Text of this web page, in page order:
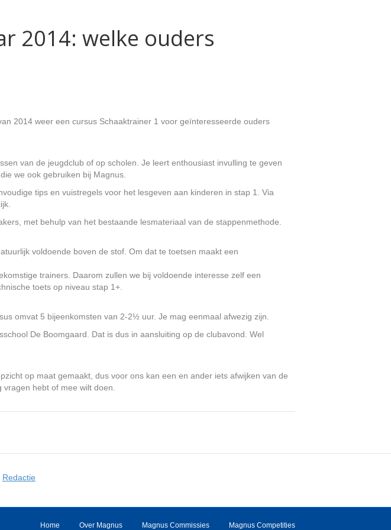
2014: welke ouders
2014 weer een cursus Schaaktrainer 1 voor geïnteresseerde ouders
van de jeugdclub of op scholen. Je leert enthousiast invulling te geven
we ook gebruiken bij Magnus.
tips en vuistregels voor het lesgeven aan kinderen in stap 1. Via
met behulp van het bestaande lesmateriaal van de stappenmethode.
voldoende boven de stof. Om dat te toetsen maakt een
trainers. Daarom zullen we bij voldoende interesse zelf een
toets op niveau stap 1+.
omvat 5 bijeenkomsten van 2-2½ uur. Je mag eenmaal afwezig zijn.
De Boomgaard. Dat is dus in aansluiting op de clubavond. Wel
op maat gemaakt, dus voor ons kan een en ander iets afwijken van de
vragen hebt of mee wilt doen.
Redactie
Home Over Magnus Magnus Commissies Magnus Competities